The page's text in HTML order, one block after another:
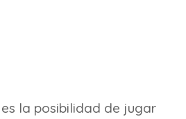
la posibilidad de jugar